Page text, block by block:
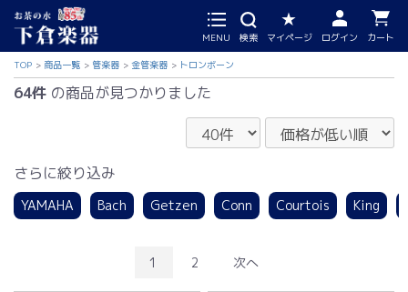
MENU 検索 マイページ ログイン カート
TOP 商品一覧 管楽器 金管楽器 トロンボーン
64件 の商品が見つかりました
さらに絞り込み
YAMAHA Bach Getzen Conn Courtois King
1 2 次へ